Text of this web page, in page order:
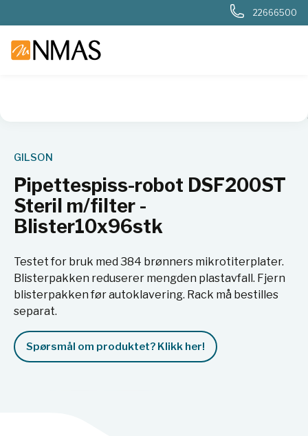
22666500
GILSON
Pipettespiss-robot DSF200ST
Steril m/filter -
Blister10x96stk
Testet for bruk med 384 brønners mikrotiterplater.
Blisterpakken reduserer mengden plastavfall. Fjern
blisterpakken før autoklavering. Rack må bestilles
separat.
Spørsmål om produktet? Klikk her!